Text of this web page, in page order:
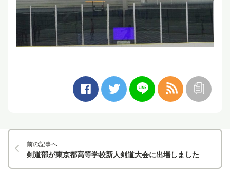
前の記事へ
剣道部が東京都高等学校新人剣道大会に出場しました